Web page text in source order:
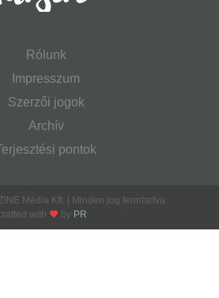
Rólunk
Impresszum
Szerzői jogok
Archív
pontok
Média Kft. | Minden jog fenntartva
with
by PR